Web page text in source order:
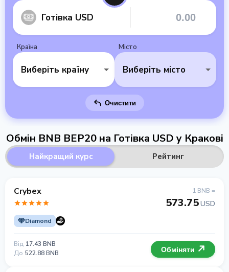
Готівка USD
Країна
Виберіть країну
Місто
Виберіть місто
Очистити
Обмін BNB BEP20 на Готівка USD у Кракові
Найкращий курс Рейтинг
Crybex
Diamond
1 BNB =
573.75USD
Від 17.43 BNB
До 522.88 BNB Обміняти